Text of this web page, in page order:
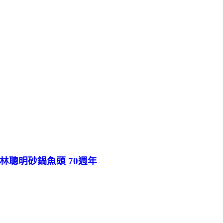
林聰明砂鍋魚頭 70週年